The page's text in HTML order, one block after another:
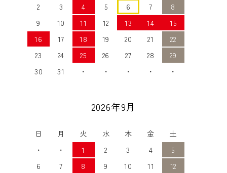
2
3 4 5 6 7
8
9
10 11 12 13 14
15
16
17 18 19 20 21
22
23
24 25 26 27 28
29
30
31 ・ ・ ・ ・ ・
2026年9月
日 月 火 水 木 金
土
・
・ 1 2 3 4
5
6
7 8 9 10 11
12